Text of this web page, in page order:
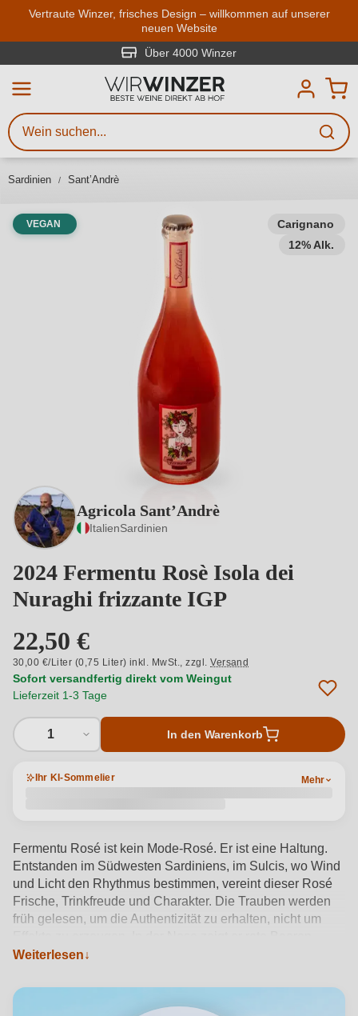
Zum Hauptinhalt springen
Vertraute Winzer, frisches Design – willkommen auf unserer
neuen Website
Über 4000 Winzer
Sardinien Sant’Andrè
Carignano
12% Alk.
VEGAN
Agricola Sant’Andrè
ItalienSardinien
2024 Fermentu Rosè Isola dei
Nuraghi frizzante IGP
22,50 €
30,00 €/Liter (0,75 Liter) inkl. MwSt.,zzgl.Versand
Sofort versandfertig direkt vom Weingut
Lieferzeit 1-3 Tage
1 In den Warenkorb
Ihr KI-Sommelier Mehr
Fermentu Rosé ist kein Mode-Rosé. Er ist eine Haltung.
Entstanden im Südwesten Sardiniens, im Sulcis, wo Wind
und Licht den Rhythmus bestimmen, vereint dieser Rosé
Frische, Trinkfreude und Charakter. Die Trauben werden
früh gelesen, um die Authentizität zu erhalten, nicht um
Zitrusschalen und feine florale Noten, begleitet von einer
und präzise, leicht, aber nicht banal, mit einer klaren Linie
und einem trockenen Abgang. Fermentu Rosé wird ohne
Weiterlesen
Weinsuche
Mindestens 3 Zeichen eingeben
Beschreiben Sie, welchen Wein
Sie suchen – ob nach Geschmack,